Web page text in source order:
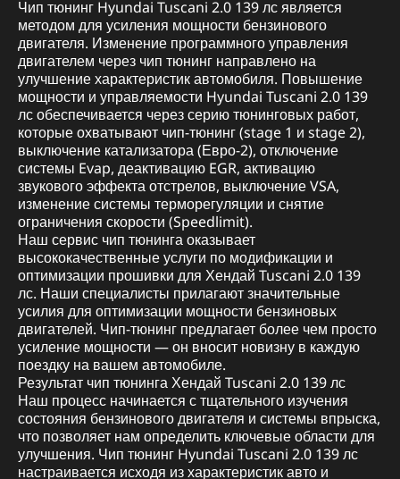
Чип тюнинг Hyundai Tuscani 2.0 139 лс является
методом для усиления мощности бензинового
двигателя. Изменение программного управления
двигателем через чип тюнинг направлено на
улучшение характеристик автомобиля. Повышение
мощности и управляемости Hyundai Tuscani 2.0 139
лс обеспечивается через серию тюнинговых работ,
которые охватывают чип-тюнинг (stage 1 и stage 2),
выключение катализатора (Евро-2), отключение
системы Evap, деактивацию EGR, активацию
звукового эффекта отстрелов, выключение VSA,
изменение системы терморегуляции и снятие
ограничения скорости (Speedlimit).
Наш сервис чип тюнинга оказывает
высококачественные услуги по модификации и
оптимизации прошивки для Хендай Tuscani 2.0 139
лс. Наши специалисты прилагают значительные
усилия для оптимизации мощности бензиновых
двигателей. Чип-тюнинг предлагает более чем просто
усиление мощности — он вносит новизну в каждую
поездку на вашем автомобиле.
Результат чип тюнинга Хендай Tuscani 2.0 139 лс
Наш процесс начинается с тщательного изучения
состояния бензинового двигателя и системы впрыска,
что позволяет нам определить ключевые области для
улучшения. Чип тюнинг Hyundai Tuscani 2.0 139 лс
настраивается исходя из характеристик авто и